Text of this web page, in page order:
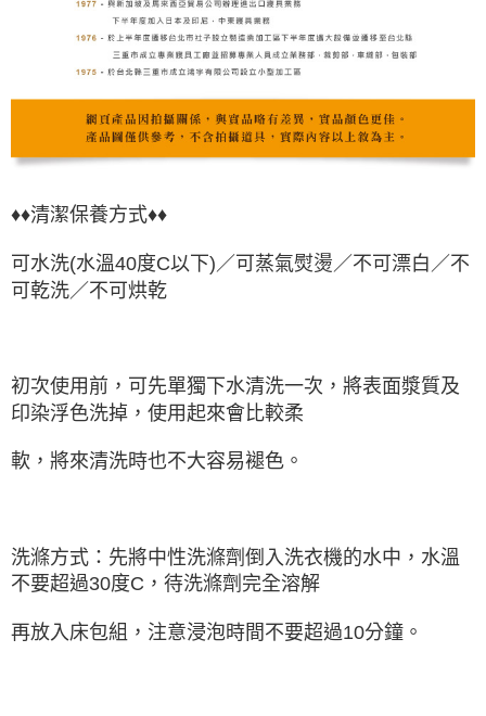
♦♦清潔保養方式♦♦
可水洗(水溫40度C以下)／可蒸氣熨燙／不可漂白／不
可乾洗／不可烘乾
初次使用前，可先單獨下水清洗一次，將表面漿質及
印染浮色洗掉，使用起來會比較柔
軟，將來清洗時也不大容易褪色。
洗滌方式：先將中性洗滌劑倒入洗衣機的水中，水溫
不要超過30度C，待洗滌劑完全溶解
再放入床包組，注意浸泡時間不要超過10分鐘。